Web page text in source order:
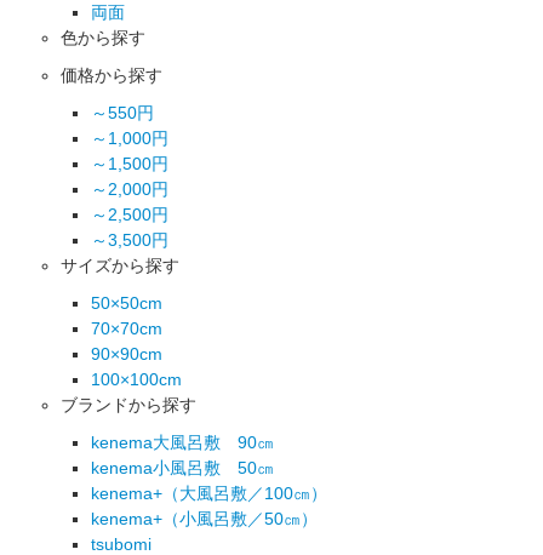
両面
色から探す
価格から探す
～550円
～1,000円
～1,500円
～2,000円
～2,500円
～3,500円
サイズから探す
50×50cm
70×70cm
90×90cm
100×100cm
ブランドから探す
kenema大風呂敷 90㎝
kenema小風呂敷 50㎝
kenema+（大風呂敷／100㎝）
kenema+（小風呂敷／50㎝）
tsubomi